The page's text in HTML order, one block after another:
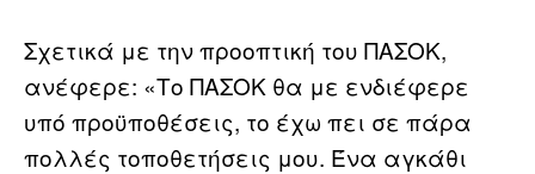
Σχετικά με την προοπτική του ΠΑΣΟΚ,
ανέφερε: «Το ΠΑΣΟΚ θα με ενδιέφερε
υπό προϋποθέσεις, το έχω πει σε πάρα
πολλές τοποθετήσεις μου. Ένα αγκάθι